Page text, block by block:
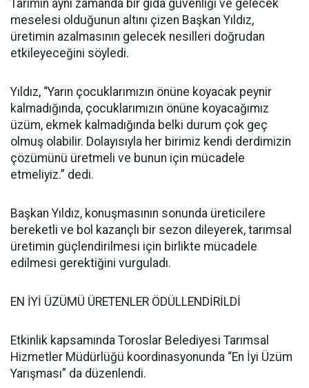
Tarımın aynı zamanda bir gıda güvenliği ve gelecek
meselesi olduğunun altını çizen Başkan Yıldız,
üretimin azalmasının gelecek nesilleri doğrudan
etkileyeceğini söyledi.
Yıldız, “Yarın çocuklarımızın önüne koyacak peynir
kalmadığında, çocuklarımızın önüne koyacağımız
üzüm, ekmek kalmadığında belki durum çok geç
olmuş olabilir. Dolayısıyla her birimiz kendi derdimizin
çözümünü üretmeli ve bunun için mücadele
etmeliyiz.” dedi.
Başkan Yıldız, konuşmasının sonunda üreticilere
bereketli ve bol kazançlı bir sezon dileyerek, tarımsal
üretimin güçlendirilmesi için birlikte mücadele
edilmesi gerektiğini vurguladı.
EN İYİ ÜZÜMÜ ÜRETENLER ÖDÜLLENDİRİLDİ
Etkinlik kapsamında Toroslar Belediyesi Tarımsal
Hizmetler Müdürlüğü koordinasyonunda “En İyi Üzüm
Yarışması” da düzenlendi.